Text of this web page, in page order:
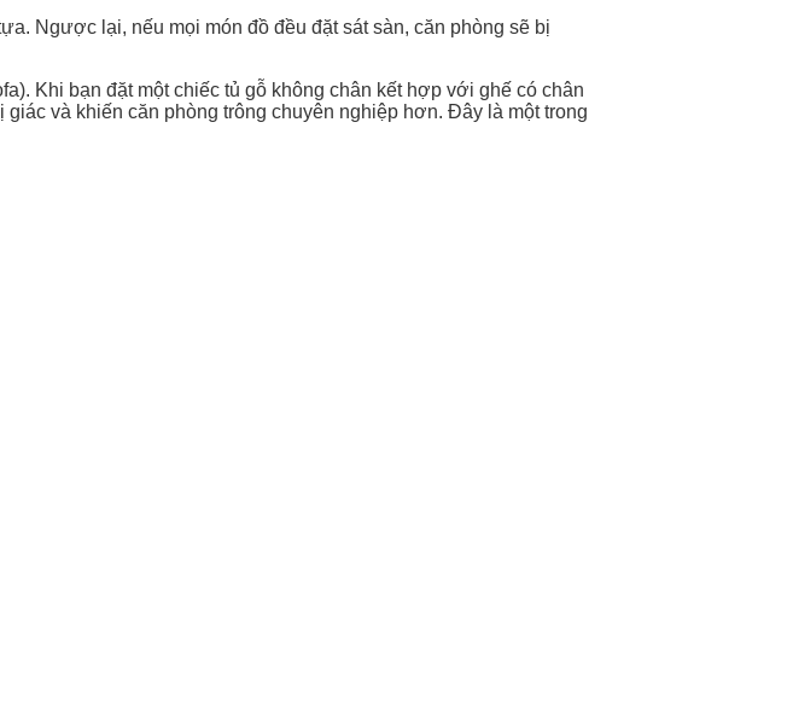
Ngược lại, nếu mọi món đồ đều đặt sát sàn, căn phòng sẽ bị
Khi bạn đặt một chiếc tủ gỗ không chân kết hợp với ghế có chân
và khiến căn phòng trông chuyên nghiệp hơn. Đây là một trong